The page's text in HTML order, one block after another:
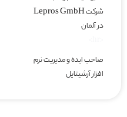
شرکت Lepros GmbH
در آلمان
صاحب ایده و مدیریت نرم
افزار آرشیتایل